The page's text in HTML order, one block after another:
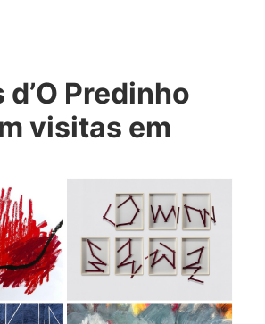
Predinho
visitas em